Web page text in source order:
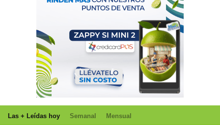
Las + Leídas hoy Semanal Mensual